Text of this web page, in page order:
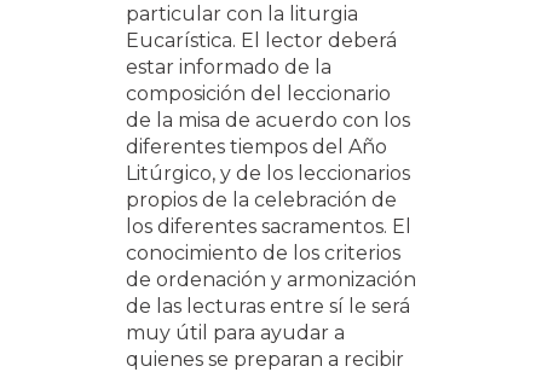
particular con la liturgia
Eucarística. El lector deberá
estar informado de la
composición del leccionario
de la misa de acuerdo con los
diferentes tiempos del Año
Litúrgico, y de los leccionarios
propios de la celebración de
los diferentes sacramentos. El
conocimiento de los criterios
de ordenación y armonización
de las lecturas entre sí le será
muy útil para ayudar a
quienes se preparan a recibir